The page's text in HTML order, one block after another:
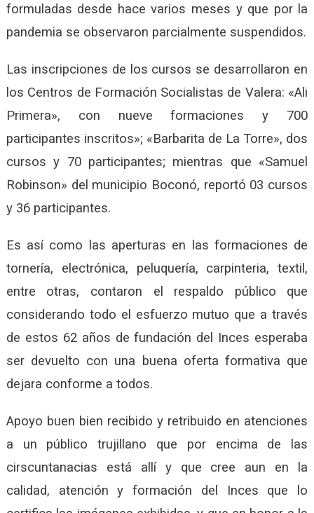
formuladas desde hace varios meses y que por la
pandemia se observaron parcialmente suspendidos.
Las inscripciones de los cursos se desarrollaron en
los Centros de Formación Socialistas de Valera: «Ali
Primera», con nueve formaciones y 700
participantes inscritos»; «Barbarita de La Torre», dos
cursos y 70 participantes; mientras que «Samuel
Robinson» del municipio Boconó, reportó 03 cursos
y 36 participantes.
Es así como las aperturas en las formaciones de
tornería, electrónica, peluquería, carpinteria, textil,
entre otras, contaron el respaldo público que
considerando todo el esfuerzo mutuo que a través
de estos 62 años de fundación del Inces esperaba
ser devuelto con una buena oferta formativa que
dejara conforme a todos.
Apoyo buen bien recibido y retribuido en atenciones
a un público trujillano que por encima de las
cirscuntanacias está allí y que cree aun en la
calidad, atención y formación del Inces que lo